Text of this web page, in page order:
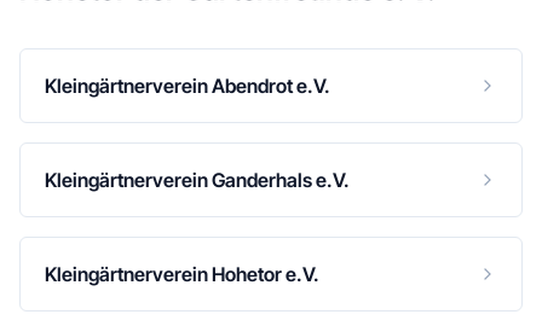
Kleingärtnerverein Abendrot e.V.
Kleingärtnerverein Ganderhals e.V.
Kleingärtnerverein Hohetor e.V.